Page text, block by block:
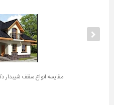
مقایسه انواع سقف شیبدار